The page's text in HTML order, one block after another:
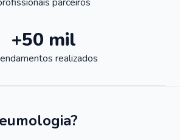
+50 mil
realizados